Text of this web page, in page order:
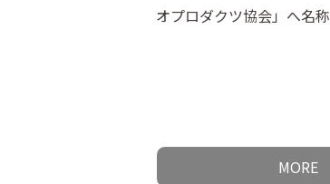
オプロダクツ協会」へ名
MORE